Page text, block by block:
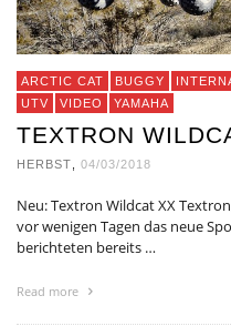
ARCTIC CAT BUGGY
UTV
VIDEO YAMAHA
TEXTRON
HERBST 04/03/2018
Neu: Textron Wildcat XX
vor wenigen Tagen das neue
berichteten bereits …
Read more